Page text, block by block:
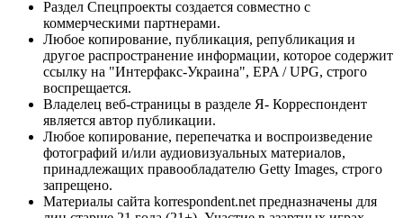
Раздел Спецпроекты создается совместно с
коммерческими партнерами.
Любое копирование, публикация, републикация и
другое распространение информации, которое содержит
ссылку на "Интерфакс-Украина", EPA / UPG, строго
воспрещается.
Владелец веб-страницы в разделе Я- Корреспондент
является автор публикации.
Любое копирование, перепечатка и воспроизведение
фотографий и/или аудиовизуальных материалов,
принадлежащих правообладателю Getty Images, строго
запрещено.
Материалы сайта korrespondent.net предназначены для